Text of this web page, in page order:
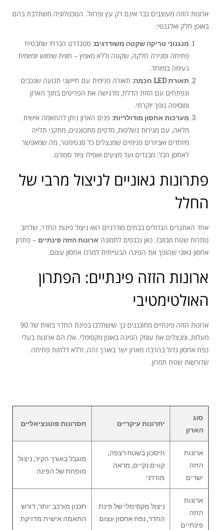
ארונות הזזה מעוצבים כבר אינם רק עץ ופרזול. הטכנולוגיה משתלבת בהם
באופן חלק ואלגנטי:
מנגנוני טריקה שקטה משודרגים: סטנדרט הכרחי שמבטיח
פתיחה וסגירה חלקה, שקטה וללא מאמץ – חווית שימוש יומיומית
נעימה במיוחד.
תאורת LED חכמה:
תאורה פנימית עם חיישני תנועה שנכבים
ונפתחים עם הזזת הדלת, מדגישה את הפריטים בתוך הארון
ומוסיפה נופך יוקרתי.
מערכות אחסון מודולריות: פנים הארון ניתן להתאמה אישית
מלאה, עם מגירות נשלפות, מדפים מתכווננים, מתקני תלייה
מיוחדים ואביזרים פנימיים שמנצלים כל סנטימטר, מה שמאפשר
לאחסן הכל: מבגדים ועד מצעים ואפילו ציוד ספורט.
פתרונות גאוניים לניצול מרבי של
החלל
אחד האתגרים הגדולים בבתים מודרניים הוא ניצול פינות החדר, שלרוב
נותרות שטח מבוזבז. כאן נכנסים לתמונה ארונות הזזה פינתיים – פתרון
אחסון גאוני שהופך את הפינה הבעייתית למרכז אחסון עצום.
ארונות הזזה פינתיים: הפתרון
האולטימטיבי
ארונות הזזה פינתיים מתוכננים כך שישתלבו בפינת החדר בזווית של 90
מעלות, ומנצלים את עומק הפינה באופן מקסימלי. אלו הם ארונות בעלי
נפח אחסון גדול בהרבה מארון ישר באורך זהה, וללא דלתות פתיחה
שדורשות שטח תמרון.
סוג
הארון
יתרונות עיקריים חסרונות פוטנציאליים
ארונות
הזזה
ישרים
חיסכון בשטח רצפה,
קווים נקיים, מראה
מודרני
מוגבל באורך הקיר, ניצול
מופחת של הפינה
ארונות
הזזה
פינתיים
ניצול מקסימלי של פינת
החדר, נפח אחסון עצום
תכנון מורכב יותר, דורש
התאמה אישית מדויקת